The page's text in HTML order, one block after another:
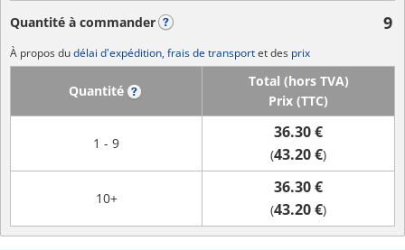
Quantité à commander 9
À propos dudélai d'expédition, frais de transportet des prix
Quantité
Total (hors TVA)
Prix (TTC)
1 - 9
36.30 €
(43.20 €)
10+
36.30 €
(43.20 €)